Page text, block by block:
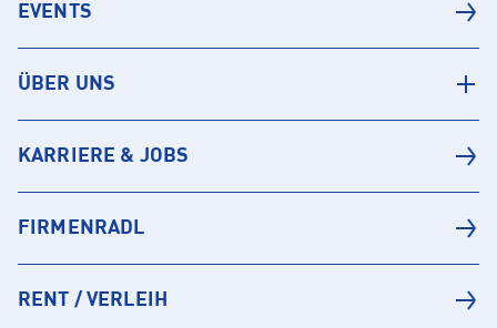
EVENTS
ÜBER UNS
KARRIERE & JOBS
FIRMENRADL
RENT / VERLEIH